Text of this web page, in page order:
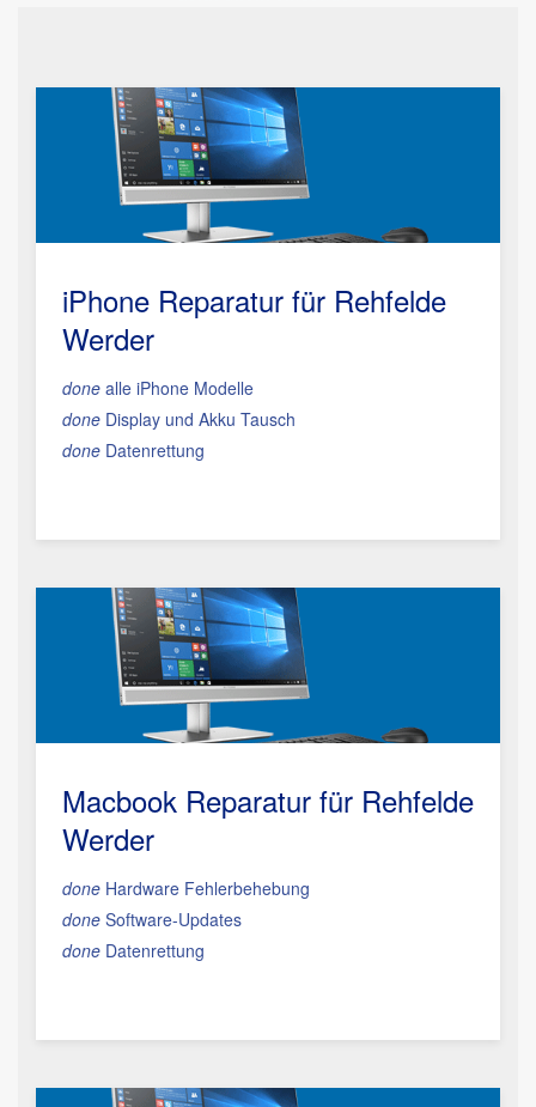
iPhone Reparatur für Rehfelde
Werder
done alle iPhone Modelle
done Display und Akku Tausch
done Datenrettung
Macbook Reparatur für Rehfelde
Werder
done Hardware Fehlerbehebung
done Software-Updates
done Datenrettung